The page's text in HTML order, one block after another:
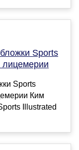
Sports
Sports
Ким
Illustrated